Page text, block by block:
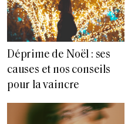
Déprime de Noël : ses
causes et nos conseils
pour la vaincre